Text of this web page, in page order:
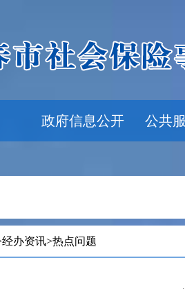
政府信息公开 公共
经办资讯>热点问题